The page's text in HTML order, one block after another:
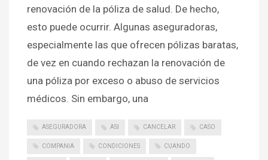
renovación de la póliza de salud. De hecho,
esto puede ocurrir. Algunas aseguradoras,
especialmente las que ofrecen pólizas baratas,
de vez en cuando rechazan la renovación de
una póliza por exceso o abuso de servicios
médicos. Sin embargo, una
ASEGURADORA ASI CANCELAR CASO
COMPANIA CONDICIONES CUANDO